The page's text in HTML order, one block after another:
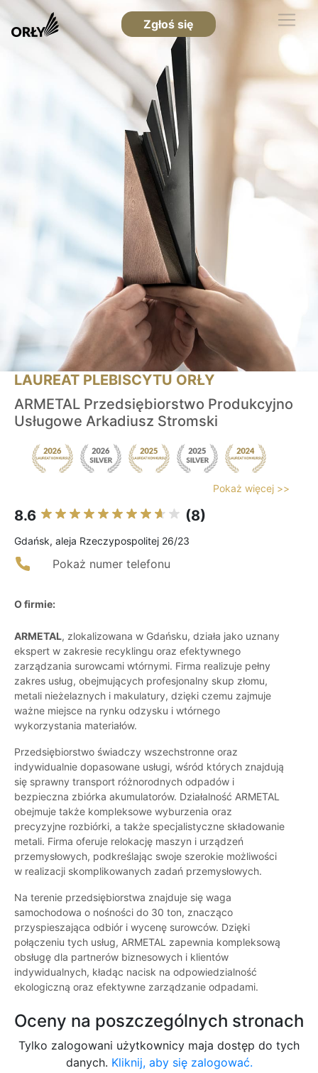
Zgłoś się
LAUREAT PLEBISCYTU ORŁY
ARMETAL Przedsiębiorstwo Produkcyjno
Usługowe Arkadiusz Stromski
Pokaż więcej >>
8.6 (8)
Gdańsk, aleja Rzeczypospolitej 26/23
Pokaż numer telefonu
O firmie:
ARMETAL, zlokalizowana w Gdańsku, działa jako uznany
ekspert w zakresie recyklingu oraz efektywnego
zarządzania surowcami wtórnymi. Firma realizuje pełny
zakres usług, obejmujących profesjonalny skup złomu,
metali nieżelaznych i makulatury, dzięki czemu zajmuje
ważne miejsce na rynku odzysku i wtórnego
wykorzystania materiałów.
Przedsiębiorstwo świadczy wszechstronne oraz
indywidualnie dopasowane usługi, wśród których znajdują
się sprawny transport różnorodnych odpadów i
bezpieczna zbiórka akumulatorów. Działalność ARMETAL
obejmuje także kompleksowe wyburzenia oraz
precyzyjne rozbiórki, a także specjalistyczne składowanie
metali. Firma oferuje relokację maszyn i urządzeń
przemysłowych, podkreślając swoje szerokie możliwości
w realizacji skomplikowanych zadań przemysłowych.
Na terenie przedsiębiorstwa znajduje się waga
samochodowa o nośności do 30 ton, znacząco
przyspieszająca odbiór i wycenę surowców. Dzięki
połączeniu tych usług, ARMETAL zapewnia kompleksową
obsługę dla partnerów biznesowych i klientów
indywidualnych, kładąc nacisk na odpowiedzialność
ekologiczną oraz efektywne zarządzanie odpadami.
Oceny na poszczególnych stronach
Tylko zalogowani użytkownicy maja dostęp do tych
danych. Kliknij, aby się zalogować.